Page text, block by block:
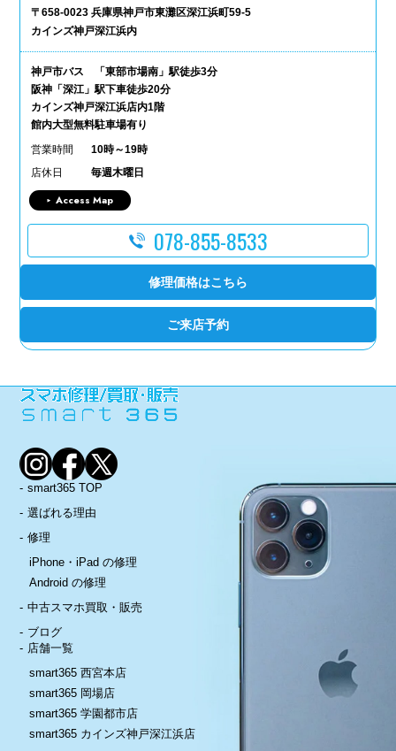
〒658-0023 兵庫県神戸市東灘区深江浜町59-5
カインズ神戸深江浜内
神戸市バス 「東部市場南」駅徒歩3分
阪神「深江」駅下車徒歩20分
カインズ神戸深江浜店内1階
館内大型無料駐車場有り
営業時間
10時～19時
店休日
毎週木曜日
Access Map
078-855-8533
修理価格はこちら
ご来店予約
smart365 TOP
選ばれる理由
修理
iPhone・iPad の修理
Android の修理
中古スマホ買取・販売
ブログ
店舗一覧
smart365 西宮本店
smart365 岡場店
smart365 学園都市店
smart365 カインズ神戸深江浜店